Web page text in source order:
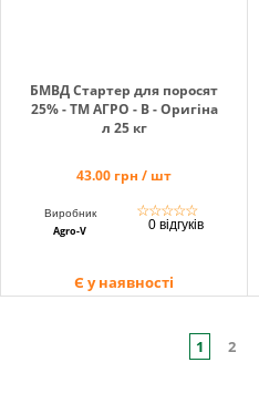
БМВД Стартер для поросят
25% - ТМ АГРО - В - Оригіна
л 25 кг
43.00 грн / шт
Виробник
Agro-V
☆☆☆☆☆
0 відгуків
Є у наявності
1 2